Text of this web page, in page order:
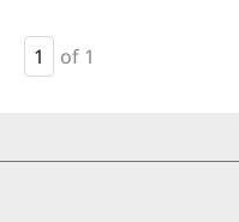
1 of 1